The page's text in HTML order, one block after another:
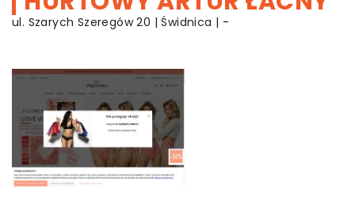
ul. Szarych Szeregów 20 | Świdnica | -